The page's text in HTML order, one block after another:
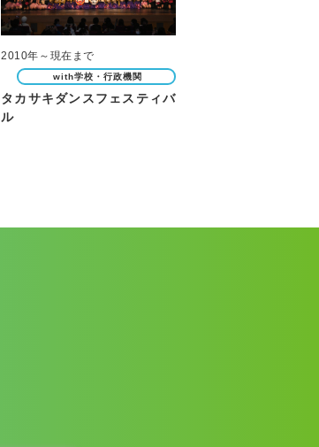
2010年～現在まで
with学校・行政機関
タカサキダンスフェスティバ
ル